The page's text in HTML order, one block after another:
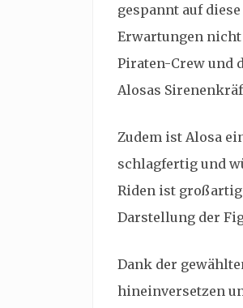
gespannt auf
Erwartungen
Piraten-Crew und
Alosas
Zudem ist Alosa
schlagfertig und
Riden ist
Darstellung der
Dank der
hineinversetzen